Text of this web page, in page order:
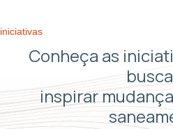
iniciativas
Conheça as
inspirar